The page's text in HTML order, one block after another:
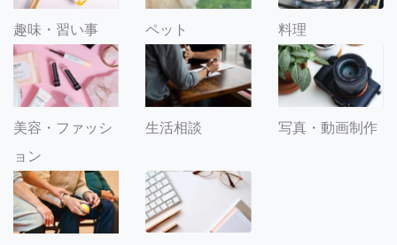
趣味・習い事 ペット 料理
美容・ファッシ
ョン
生活相談 写真・動画制作